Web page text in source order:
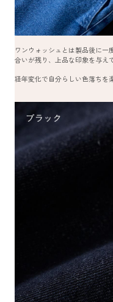
ワンウォッシュとは製品後に
合いが残り、上品な印象を与え
経年変化で自分らしい色落ちを